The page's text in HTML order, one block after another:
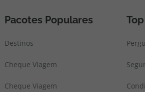
Pacotes Populares
Destinos
Cheque Viagem
Cheque Viagem